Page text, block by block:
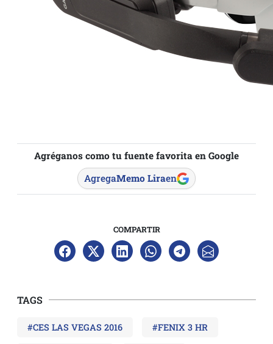
Agréganos como tu fuente favorita en Google
AgregaMemo Liraen
COMPARTIR
TAGS
#CES LAS VEGAS 2016 #FENIX 3 HR